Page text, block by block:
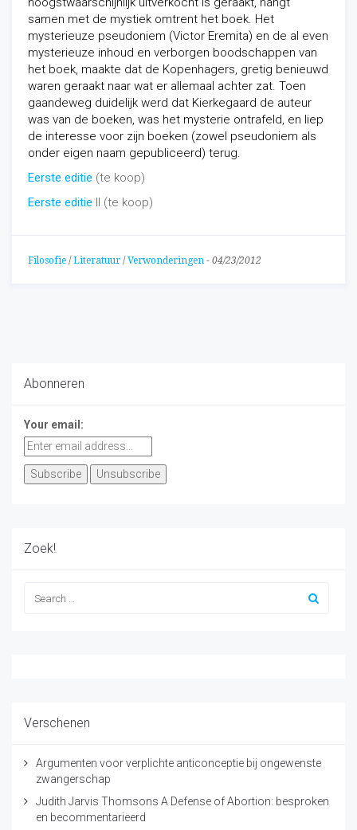
samen met de mystiek omtrent het boek. Het
mysterieuze pseudoniem (Victor Eremita) en de al even
mysterieuze inhoud en verborgen boodschappen van
het boek, maakte dat de Kopenhagers, gretig benieuwd
waren geraakt naar wat er allemaal achter zat. Toen
gaandeweg duidelijk werd dat Kierkegaard de auteur
was van de boeken, was het mysterie ontrafeld, en liep
de interesse voor zijn boeken (zowel pseudoniem als
onder eigen naam gepubliceerd) terug.
Eerste editie (te koop)
Eerste editie II (te koop)
Filosofie / Literatuur / Verwonderingen - 04/23/2012
Abonneren
Your email:
Zoek!
Verschenen
Argumenten voor verplichte anticonceptie bij ongewenste
zwangerschap
Judith Jarvis Thomsons A Defense of Abortion: besproken
en becommentarieerd